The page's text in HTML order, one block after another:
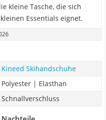
kleine Tasche, die sich
Essentials eignet.
Kineed Skihandschuhe
Polyester | Elasthan
Schnallverschluss